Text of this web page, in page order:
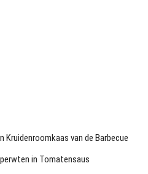
Kruidenroomkaas van de Barbecue
in Tomatensaus